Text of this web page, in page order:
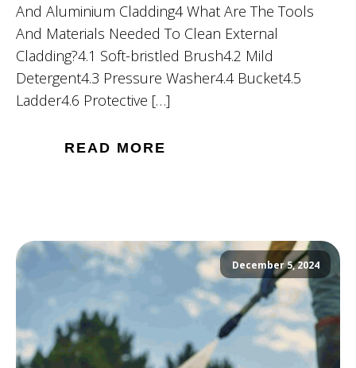
And Aluminium Cladding4 What Are The Tools
And Materials Needed To Clean External
Cladding?4.1 Soft-bristled Brush4.2 Mild
Detergent4.3 Pressure Washer4.4 Bucket4.5
Ladder4.6 Protective […]
READ MORE
December 5, 2024